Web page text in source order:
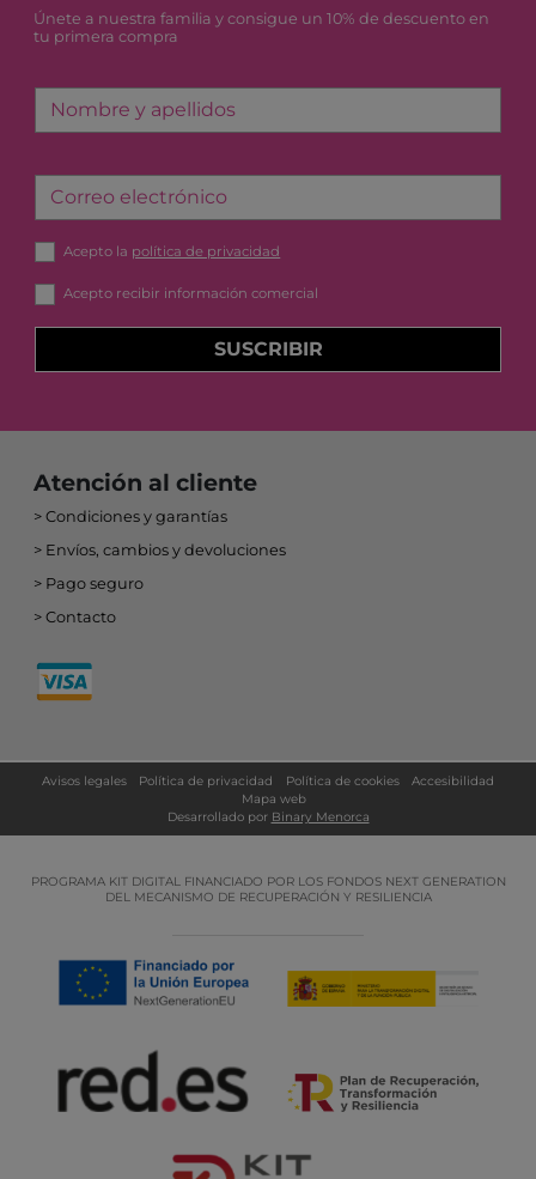
Únete a nuestra familia y consigue un 10% de descuento en
tu primera compra
Nombre y apellidos
Correo electrónico
Acepto la política de privacidad
Acepto recibir información comercial
SUSCRIBIR
Atención al cliente
Condiciones y garantías
Envíos, cambios y devoluciones
Pago seguro
Contacto
Avisos legales Política de privacidad Política de cookies
Accesibilidad
Mapa web
Desarrollado por Binary Menorca
PROGRAMA KIT DIGITAL FINANCIADO POR LOS FONDOS NEXT GENERATION
DEL MECANISMO DE RECUPERACIÓN Y RESILIENCIA